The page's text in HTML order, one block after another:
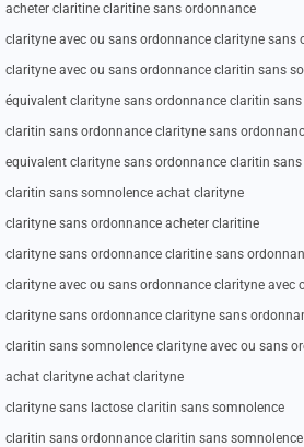
acheter claritine claritine sans ordonnance
clarityne avec ou sans ordonnance clarityne sans
clarityne avec ou sans ordonnance claritin sans
équivalent clarityne sans ordonnance claritin
claritin sans ordonnance clarityne sans
equivalent clarityne sans ordonnance claritin
claritin sans somnolence achat clarityne
clarityne sans ordonnance acheter claritine
clarityne sans ordonnance claritine sans
clarityne avec ou sans ordonnance clarityne avec
clarityne sans ordonnance clarityne sans
claritin sans somnolence clarityne avec ou sans
achat clarityne achat clarityne
clarityne sans lactose claritin sans somnolence
claritin sans ordonnance claritin sans somnolence